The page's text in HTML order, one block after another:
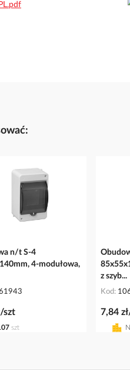
n/t S-4
4-modułowa,
szt
szt
z szyb...
Kod
7,84